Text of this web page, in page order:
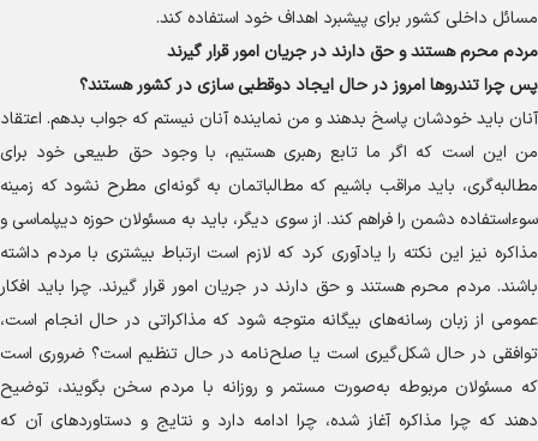
مسائل داخلی کشور برای پیشبرد اهداف خود استفاده کند.
مردم محرم هستند و حق دارند در جریان امور قرار گیرند
پس چرا تندرو‌ها امروز در حال ایجاد دوقطبی سازی در کشور هستند؟
آنان باید خودشان پاسخ بدهند و من نماینده آنان نیستم که جواب بدهم. اعتقاد
من این است که اگر ما تابع رهبری هستیم، با وجود حق طبیعی خود برای
مطالبه‌گری، باید مراقب باشیم که مطالباتمان به گونه‌ای مطرح نشود که زمینه
سوءاستفاده دشمن را فراهم کند. از سوی دیگر، باید به مسئولان حوزه دیپلماسی و
مذاکره نیز این نکته را یادآوری کرد که لازم است ارتباط بیشتری با مردم داشته
باشند. مردم محرم هستند و حق دارند در جریان امور قرار گیرند. چرا باید افکار
عمومی از زبان رسانه‌های بیگانه متوجه شود که مذاکراتی در حال انجام است،
توافقی در حال شکل‌گیری است یا صلح‌نامه در حال تنظیم است؟ ضروری است
که مسئولان مربوطه به‌صورت مستمر و روزانه با مردم سخن بگویند، توضیح
دهند که چرا مذاکره آغاز شده، چرا ادامه دارد و نتایج و دستاورد‌های آن که